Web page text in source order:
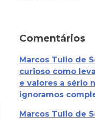
Comentários
Marcos Tulio de
curioso como
e valores a sério
ignoramos
Marcos Tulio de